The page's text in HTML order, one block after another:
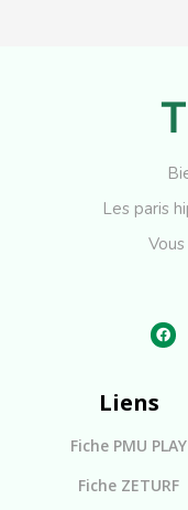
Les paris
Liens
Fiche PMU PLAY
Fiche ZETURF